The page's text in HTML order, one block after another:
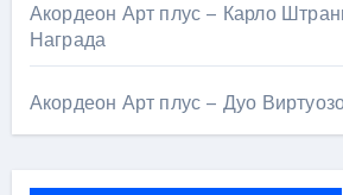
Акордеон Арт плус – Карло
Награда
Акордеон Арт плус – Дуо